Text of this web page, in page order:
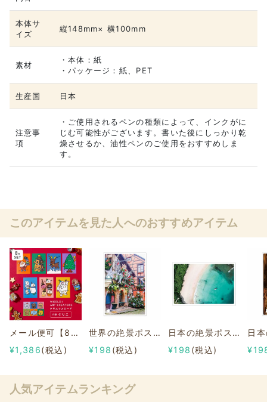
本体サ
イズ
縦148mm× 横100mm
素材
・本体：紙
・パッケージ：紙、PET
生産国 日本
注意事
項
・ご使用されるペンの種類によって、インクがに
じむ可能性がございます。書いた後にしっかり乾
燥させるか、油性ペンのご使用をおすすめしま
す。
このアイテムを見た人へのおすすめアイテム
メール便可【8枚セット】クリスマスカード 作家「ぐりこ」 《WORLD1 ART CREATORS》
¥1,386(税込)
世界の絶景ポストカード~世界のクリスマス~ アルザス村のクリスマス/フランス
¥198 (税込)
日本の絶景ポストカード ～夏～ 宮古島ビーチ/沖縄
¥198 (税込)
人気アイテムランキング